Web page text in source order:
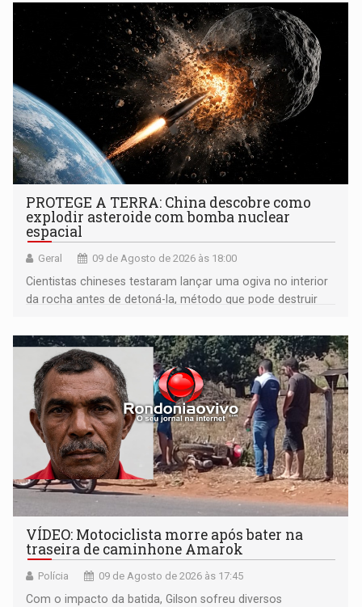
PROTEGE A TERRA: China descobre como
explodir asteroide com bomba nuclear
espacial
Geral 09 de Agosto de 2026 às 18:00
Cientistas chineses testaram lançar uma ogiva no interior
da rocha antes de detoná-la, método que pode destruir
VÍDEO: Motociclista morre após bater na
traseira de caminhone Amarok
Polícia 09 de Agosto de 2026 às 17:45
​Com o impacto da batida, Gilson sofreu diversos